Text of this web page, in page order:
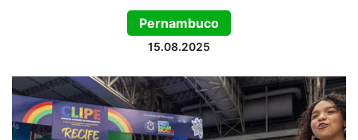
Pernambuco
15.08.2025